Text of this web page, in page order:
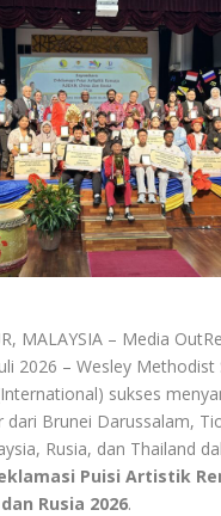
MALAYSIA – Media
2026 – Wesley Methodist
sukses
dari Brunei Darussalam,
Rusia, dan Thailand
Puisi Artistik
Rusia 2026.